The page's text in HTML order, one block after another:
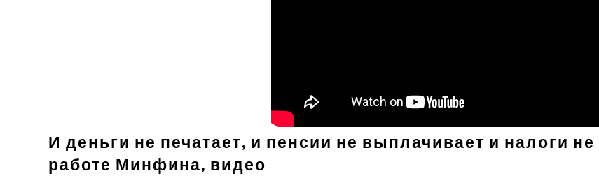
И деньги не печатает, и пенсии не выплачивает и налоги
работе Минфина, видео